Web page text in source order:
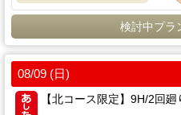
検討中プラ
08/09 (日)
【北コース限定】9H/2回